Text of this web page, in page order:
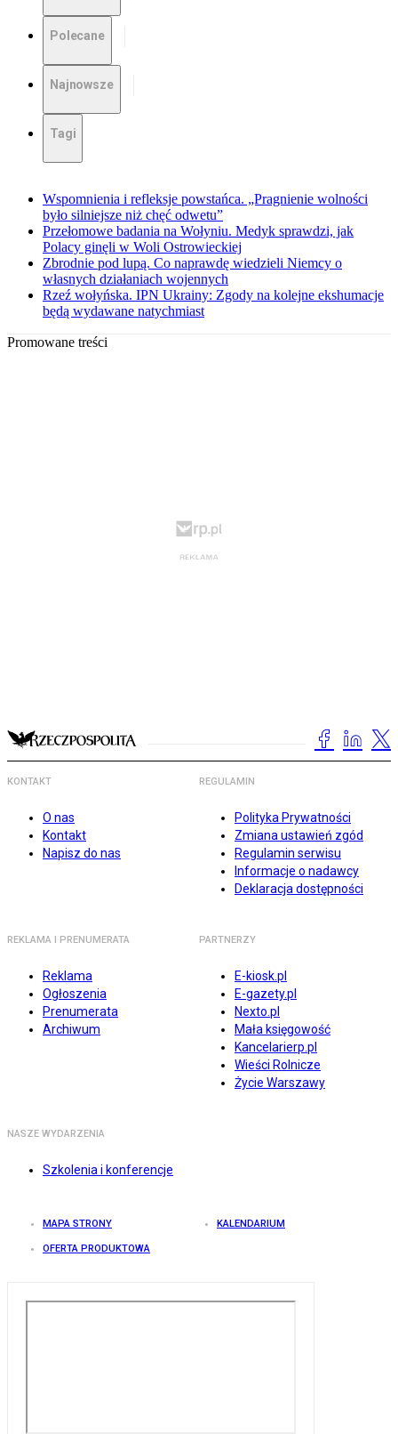
Polecane
Najnowsze
Tagi
Wspomnienia i refleksje powstańca. „Pragnienie wolności
było silniejsze niż chęć odwetu”
Przełomowe badania na Wołyniu. Medyk sprawdzi, jak
Polacy ginęli w Woli Ostrowieckiej
Zbrodnie pod lupą. Co naprawdę wiedzieli Niemcy o
własnych działaniach wojennych
Rzeź wołyńska. IPN Ukrainy: Zgody na kolejne ekshumacje
będą wydawane natychmiast
Promowane treści
KONTAKT
O nas
Kontakt
Napisz do nas
REGULAMIN
Polityka Prywatności
Zmiana ustawień zgód
Regulamin serwisu
Informacje o nadawcy
Deklaracja dostępności
REKLAMA I PRENUMERATA
Reklama
Ogłoszenia
Prenumerata
Archiwum
PARTNERZY
E-kiosk.pl
E-gazety.pl
Nexto.pl
Mała księgowość
Kancelarierp.pl
Wieści Rolnicze
Życie Warszawy
NASZE WYDARZENIA
Szkolenia i konferencje
MAPA STRONY KALENDARIUM
OFERTA PRODUKTOWA